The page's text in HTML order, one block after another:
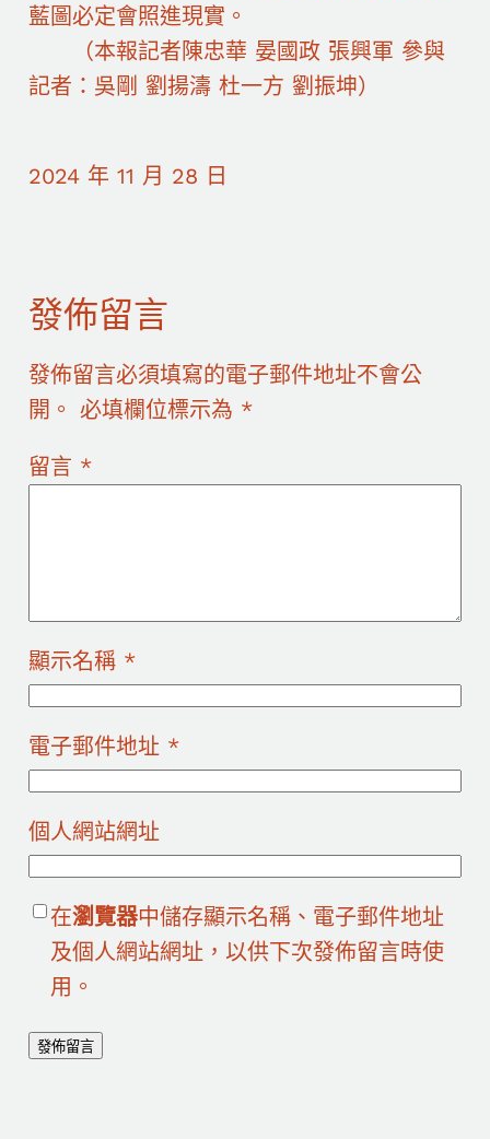
藍圖必定會照進現實。
（本報記者陳忠華 晏國政 張興軍 參與
記者：吳剛 劉揚濤 杜一方 劉振坤）
2024 年 11 月 28 日
發佈留言
發佈留言必須填寫的電子郵件地址不會公
開。 必填欄位標示為 *
留言 *
顯示名稱 *
電子郵件地址 *
個人網站網址
在瀏覽器中儲存顯示名稱、電子郵件地址
及個人網站網址，以供下次發佈留言時使
用。